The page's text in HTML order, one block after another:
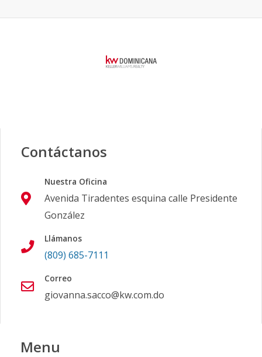
Contáctanos
Nuestra Oficina
Avenida Tiradentes esquina calle Presidente
González
Llámanos
(809) 685-7111
Correo
giovanna.sacco@kw.com.do
Menu